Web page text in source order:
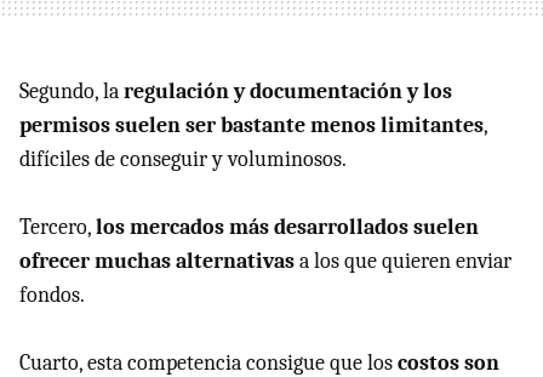
Segundo, laregulación y documentación y los
permisos suelen ser bastante menos limitantes,
difíciles de conseguir y voluminosos.
Tercero,los mercados más desarrollados suelen
ofrecer muchas alternativasa los que quieren enviar
fondos.
Cuarto, esta competencia consigue que loscostos son